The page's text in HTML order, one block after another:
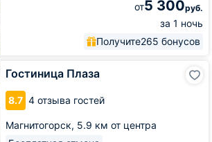
от5 300руб.
за 1 ночь
Получите265 бонусов
Гостиница Плаза
8.7 4 отзыва гостей
Магнитогорск, 5.9 км от центра